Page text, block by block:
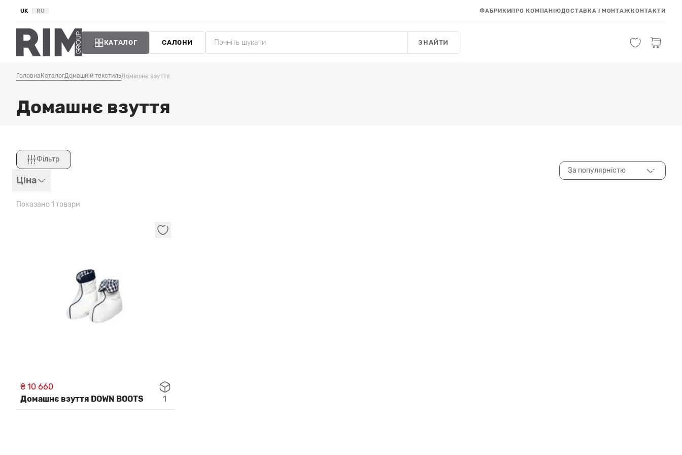
UK RU ФАБРИКИПРО КОМПАНІЮДОСТАВКА І МОНТАЖКОНТАКТИ
КАТАЛОГ САЛОНИ ЗНАЙТИ
Головна КаталогДомашній текстильДомашнє взуття
Домашнє взуття
Фільтр
Закрити
Ціна
За популярністю
Показано 1 товари
₴ 10 660
Домашнє взуття DOWN BOOTS
1